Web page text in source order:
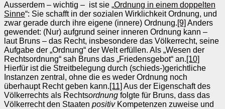
Ausserdem – wichtig – ist sie „Ordnung in einem doppelten
Sinne“: Sie schafft in der sozialen Wirklichkeit Ordnung, und
zwar gerade durch ihre eigene (innere) Ordnung.[9] Anders
gewendet: (Nur) aufgrund seiner inneren Ordnung kann –
laut Bruns – das Recht, insbesondere das Völkerrecht, seine
Aufgabe der „Ordnung“ der Welt erfüllen. Als „Wesen der
Rechtsordnung“ sah Bruns das „Friedensgebot“ an.[10]
Hierfür ist die Streitbelegung durch (schieds-)gerichtliche
Instanzen zentral, ohne die es weder Ordnung noch
überhaupt Recht geben kann.[11] Aus der Eigenschaft des
Völkerrechts als Rechtsordnung folgte für Bruns, dass das
Völkerrecht den Staaten positivKompetenzen zuweise und